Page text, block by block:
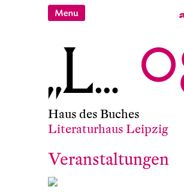
Haus des Buches
Literaturhaus Leipzig
Veranstaltungen